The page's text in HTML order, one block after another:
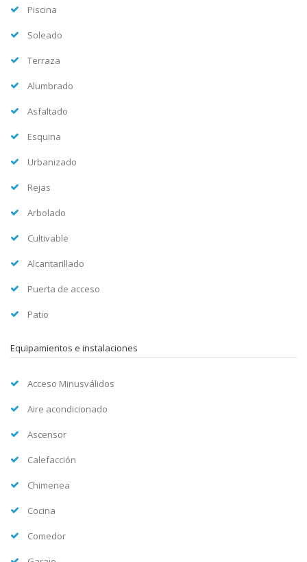
Piscina
Soleado
Terraza
Alumbrado
Asfaltado
Esquina
Urbanizado
Rejas
Arbolado
Cultivable
Alcantarillado
Puerta de acceso
Patio
Equipamientos e instalaciones
Acceso Minusválidos
Aire acondicionado
Ascensor
Calefacción
Chimenea
Cocina
Comedor